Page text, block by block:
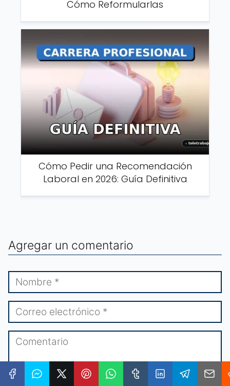
Cómo Reformularlas
Cómo Pedir una Recomendación
Laboral en 2026: Guía Definitiva
Agregar un comentario